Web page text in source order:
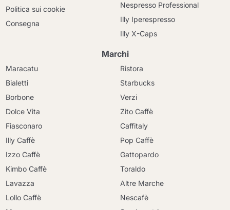
Politica sui cookie
Consegna
Nespresso Professional
Illy Iperespresso
Illy X-Caps
Marchi
Maracatu
Bialetti
Borbone
Dolce Vita
Fiasconaro
Illy Caffè
Izzo Caffè
Kimbo Caffè
Lavazza
Lollo Caffè
Ristora
Starbucks
Verzi
Zito Caffè
Caffitaly
Pop Caffè
Gattopardo
Toraldo
Altre Marche
Nescafè